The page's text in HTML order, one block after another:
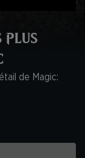
PLUS
de Magic: